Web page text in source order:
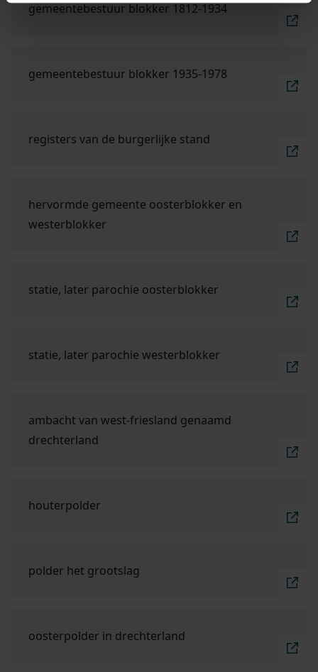
gemeentebestuur blokker 1812-1934
gemeentebestuur blokker 1935-1978
registers van de burgerlijke stand
hervormde gemeente oosterblokker en
westerblokker
statie, later parochie oosterblokker
statie, later parochie westerblokker
ambacht van west-friesland genaamd
drechterland
houterpolder
polder het grootslag
oosterpolder in drechterland